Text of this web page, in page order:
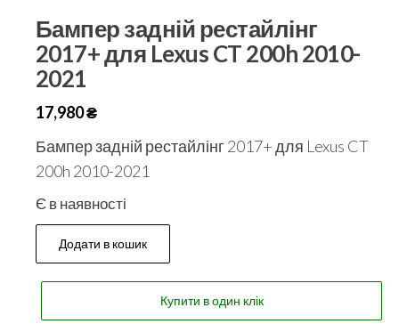
Бампер задній рестайлінг
2017+ для Lexus CT 200h 2010-
2021
17,980₴
Бампер задній рестайлінг 2017+ для Lexus CT
200h 2010-2021
Є в наявності
Додати в кошик
Купити в один клік